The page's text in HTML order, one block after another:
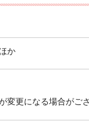
か
更になる場合がござ